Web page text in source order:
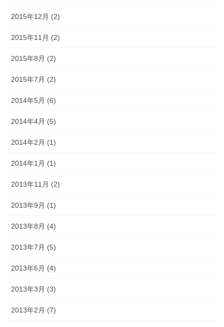
2015年12月 (2)
2015年11月 (2)
2015年8月 (2)
2015年7月 (2)
2014年5月 (6)
2014年4月 (5)
2014年2月 (1)
2014年1月 (1)
2013年11月 (2)
2013年9月 (1)
2013年8月 (4)
2013年7月 (5)
2013年6月 (4)
2013年3月 (3)
2013年2月 (7)